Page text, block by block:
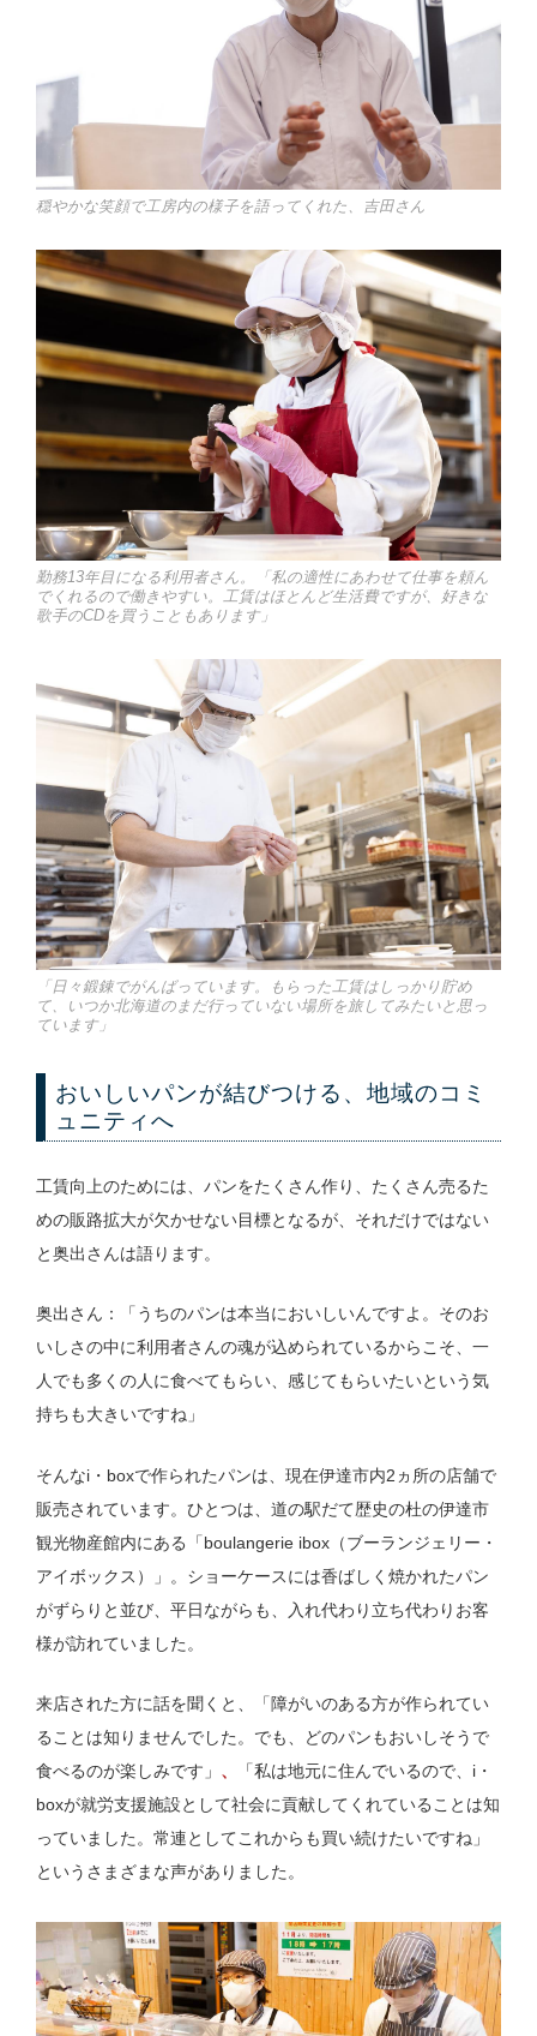
穏やかな笑顔で工房内の様子を語ってくれた、吉田さん
勤務13年目になる利用者さん。「私の適性にあわせて仕事を頼ん
でくれるので働きやすい。工賃はほとんど生活費ですが、好きな
歌手のCDを買うこともあります」
「日々鍛錬でがんばっています。もらった工賃はしっかり貯め
て、いつか北海道のまだ行っていない場所を旅してみたいと思っ
ています」
おいしいパンが結びつける、地域のコミ
ュニティへ
工賃向上のためには、パンをたくさん作り、たくさん売るた
めの販路拡大が欠かせない目標となるが、それだけではない
と奥出さんは語ります。
奥出さん：「うちのパンは本当においしいんですよ。そのお
いしさの中に利用者さんの魂が込められているからこそ、一
人でも多くの人に食べてもらい、感じてもらいたいという気
持ちも大きいですね」
そんなi・boxで作られたパンは、現在伊達市内2ヵ所の店舗で
販売されています。ひとつは、道の駅だて歴史の杜の伊達市
観光物産館内にある「boulangerie ibox（ブーランジェリー・
アイボックス）」。ショーケースには香ばしく焼かれたパン
がずらりと並び、平日ながらも、入れ代わり立ち代わりお客
様が訪れていました。
来店された方に話を聞くと、「障がいのある方が作られてい
ることは知りませんでした。でも、どのパンもおいしそうで
食べるのが楽しみです」 、
「私は地元に住んでいるので、i・
boxが就労支援施設として社会に貢献してくれていることは知
っていました。常連としてこれからも買い続けたいですね」
というさまざまな声がありました。